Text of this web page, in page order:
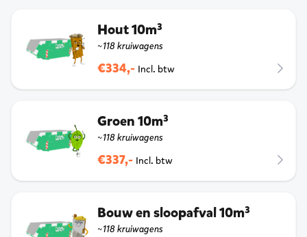
Hout 10m³
~118 kruiwagens
€334,- Incl. btw
Groen 10m³
~118 kruiwagens
€337,- Incl. btw
Bouw en sloopafval 10m³
~118 kruiwagens